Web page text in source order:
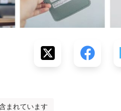
まれています